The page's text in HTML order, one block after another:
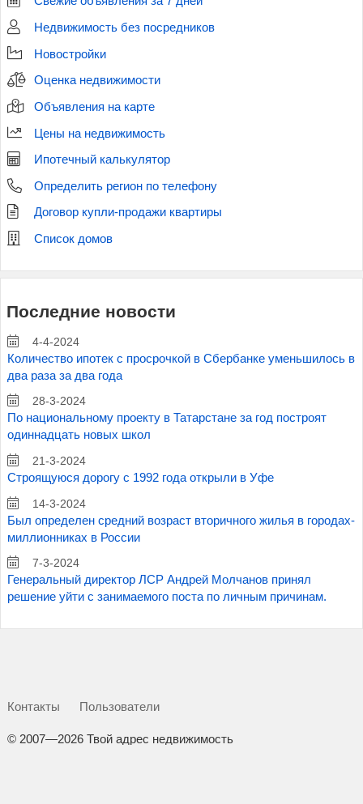
Недвижимость без посредников
Новостройки
Оценка недвижимости
Объявления на карте
Цены на недвижимость
Ипотечный калькулятор
Определить регион по телефону
Договор купли-продажи квартиры
Список домов
Последние новости
4-4-2024
Количество ипотек с просрочкой в Сбербанке уменьшилось в
два раза за два года
28-3-2024
По национальному проекту в Татарстане за год построят
одиннадцать новых школ
21-3-2024
Строящуюся дорогу с 1992 года открыли в Уфе
14-3-2024
Был определен средний возраст вторичного жилья в городах-
миллионниках в России
7-3-2024
Генеральный директор ЛСР Андрей Молчанов принял
решение уйти с занимаемого поста по личным причинам.
Контакты Пользователи
© 2007—2026 Твой адрес недвижимость